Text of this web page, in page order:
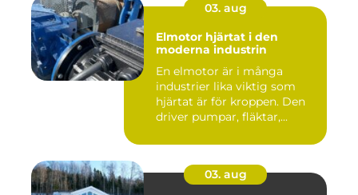
03. aug
Elmotor hjärtat i den
moderna industrin
En elmotor är i många
industrier lika viktig som
hjärtat är för kroppen. Den
driver pumpar, fläktar,...
03. aug